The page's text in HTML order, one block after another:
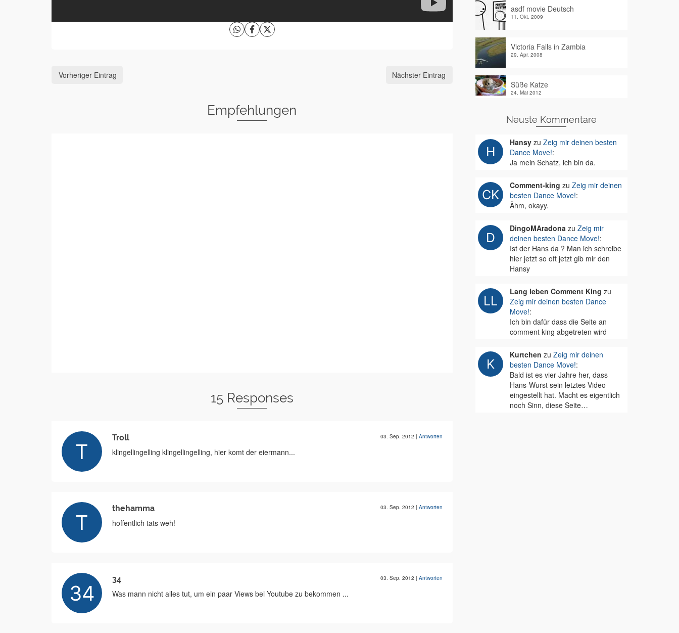
Vorheriger Eintrag Nächster Eintrag
Empfehlungen
15 Responses
Troll 03. Sep. 2012 | Antworten
klingellingelling klingellingelling, hier komt der eiermann...
thehamma 03. Sep. 2012 | Antworten
hoffentlich tats weh!
34 03. Sep. 2012 | Antworten
Was mann nicht alles tut, um ein paar Views bei Youtube zu bekommen ...
asdf movie Deutsch
11. Okt. 2009
Victoria Falls in Zambia
29. Apr. 2008
Süße Katze
24. Mai 2012
Neuste Kommentare
Hansyzu Zeig mir deinen besten
Dance Move!:
Ja mein Schatz, ich bin da.
Comment-king zu Zeig mir deinen
besten Dance Move!:
Ähm, okayy.
DingoMAradonazu Zeig mir
deinen besten Dance Move!:
Ist der Hans da ? Man ich schreibe
hier jetzt so oft jetzt gib mir den
Hansy
Lang leben Comment King zu
Zeig mir deinen besten Dance
Move!:
Ich bin dafür dass die Seite an
comment king abgetreten wird
Kurtchen zu Zeig mir deinen
besten Dance Move!:
Bald ist es vier Jahre her, dass
Hans-Wurst sein letztes Video
eingestellt hat. Macht es eigentlich
noch Sinn, diese Seite…